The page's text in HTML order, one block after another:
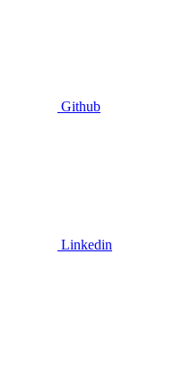
Github
Linkedin